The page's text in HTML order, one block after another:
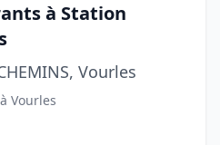
à Station
Vourles
Vourles